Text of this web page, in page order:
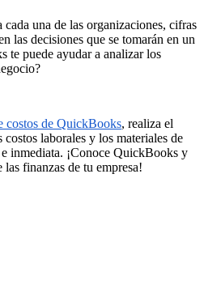
una de las organizaciones, cifras
las decisiones que se tomarán en un
te puede ayudar a analizar los
costos de QuickBooks, realiza el
laborales y los materiales de
inmediata. ¡Conoce QuickBooks y
finanzas de tu empresa!